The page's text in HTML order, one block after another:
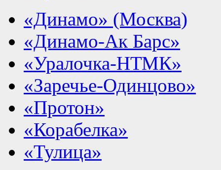
«Динамо» (Москва)
«Динамо-Ак Барс»
«Уралочка-НТМК»
«Заречье-Одинцово»
«Протон»
«Корабелка»
«Тулица»